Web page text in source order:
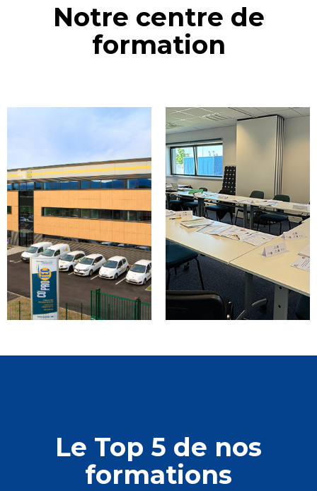
Notre centre de
formation
Le Top 5 de nos
formations